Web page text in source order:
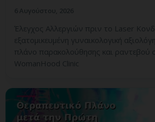
Έλεγχος Αλλεργιών πριν το Laser
εξατομικευμένη γυναικολογική
πλάνο παρακολούθησης και ραντεβού
WomanHood Clinic